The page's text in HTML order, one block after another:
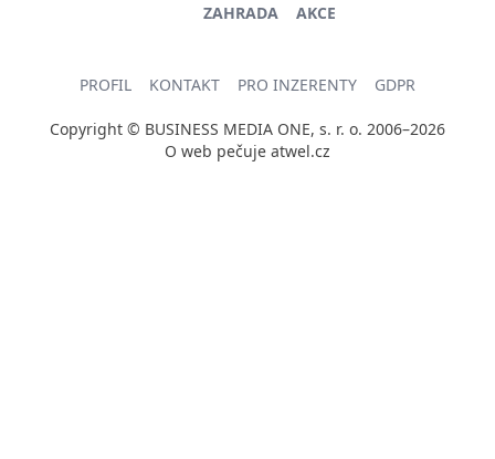
ZAHRADA
AKCE
PROFIL KONTAKT PRO INZERENTY GDPR
Copyright © BUSINESS MEDIA ONE, s. r. o. 2006–2026